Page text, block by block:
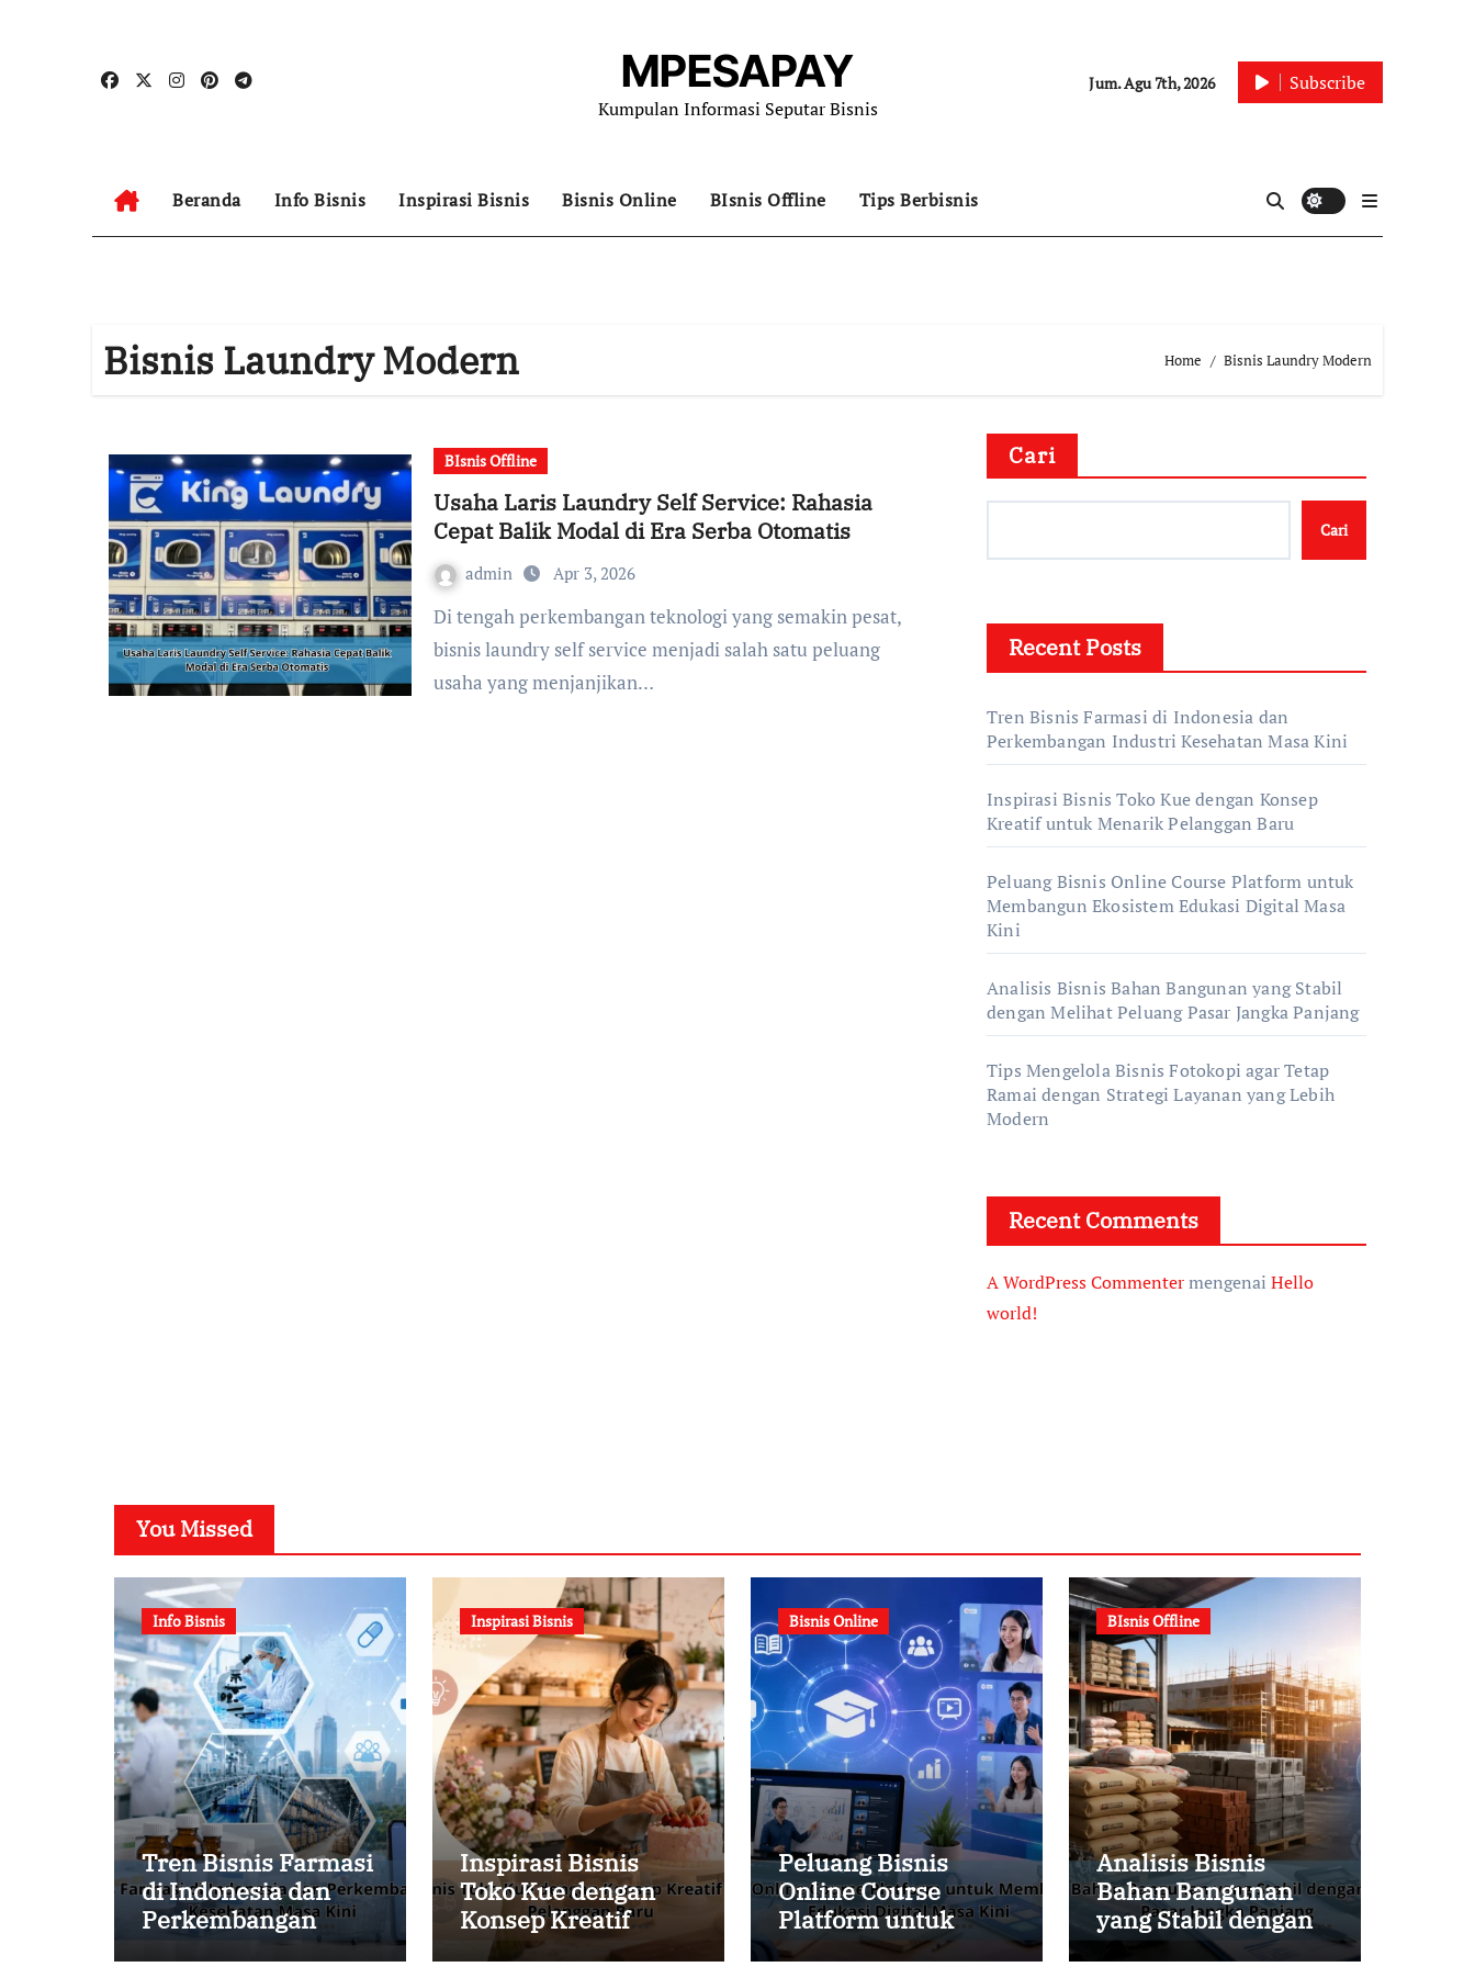
MPESAPAY
Kumpulan Informasi Seputar Bisnis
Jum. Agu 7th, 2026 Subscribe
Beranda Info Bisnis Inspirasi Bisnis Bisnis Online BIsnis Offline Tips Berbisnis
Bisnis Laundry Modern Home Bisnis Laundry Modern
BIsnis Offline
Usaha Laris Laundry Self Service: Rahasia
Cepat Balik Modal di Era Serba Otomatis
admin Apr 3, 2026
Di tengah perkembangan teknologi yang semakin pesat,
bisnis laundry self service menjadi salah satu peluang
usaha yang menjanjikan…
Cari
Cari
Recent Posts
Tren Bisnis Farmasi di Indonesia dan
Perkembangan Industri Kesehatan Masa Kini
Inspirasi Bisnis Toko Kue dengan Konsep
Kreatif untuk Menarik Pelanggan Baru
Peluang Bisnis Online Course Platform untuk
Membangun Ekosistem Edukasi Digital Masa
Kini
Analisis Bisnis Bahan Bangunan yang Stabil
dengan Melihat Peluang Pasar Jangka Panjang
Tips Mengelola Bisnis Fotokopi agar Tetap
Ramai dengan Strategi Layanan yang Lebih
Modern
Recent Comments
A WordPress Commentermengenai Hello
world!
You Missed
Info Bisnis
Tren Bisnis Farmasi
di Indonesia dan
Perkembangan
Industri Kesehatan
Inspirasi Bisnis
Inspirasi Bisnis
Toko Kue dengan
Konsep Kreatif
untuk Menarik
Bisnis Online
Peluang Bisnis
Online Course
Platform untuk
Membangun
BIsnis Offline
Analisis Bisnis
Bahan Bangunan
yang Stabil dengan
Melihat Peluang